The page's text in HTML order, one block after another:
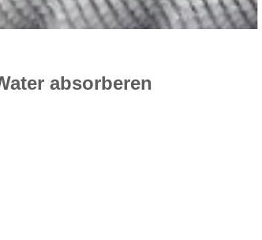
absorberen